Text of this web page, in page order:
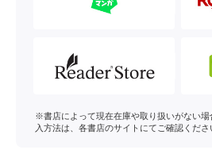
※書店によって現在在庫や取り扱いがない
入方法は、各書店のサイトにてご確認くださ